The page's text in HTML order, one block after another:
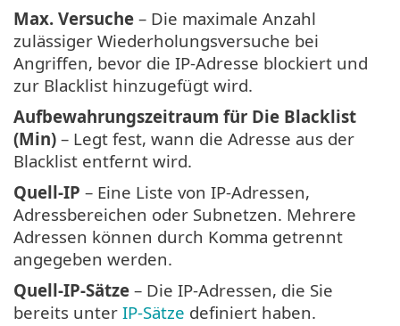
Max. Versuche – Die maximale Anzahl
zulässiger Wiederholungsversuche bei
Angriffen, bevor die IP-Adresse blockiert und
zur Blacklist hinzugefügt wird.
Aufbewahrungszeitraum für Die Blacklist
(Min) – Legt fest, wann die Adresse aus der
Blacklist entfernt wird.
Quell-IP – Eine Liste von IP-Adressen,
Adressbereichen oder Subnetzen. Mehrere
Adressen können durch Komma getrennt
angegeben werden.
Quell-IP-Sätze – Die IP-Adressen, die Sie
bereits unter IP-Sätze definiert haben.